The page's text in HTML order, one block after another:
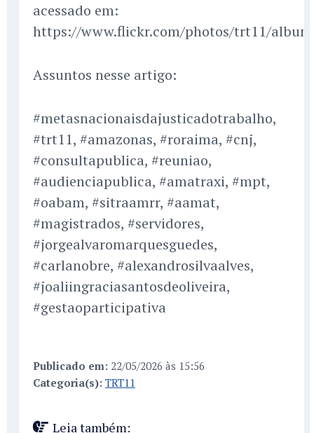
acessado em:
https://www.flickr.com/photos/trt11/
Assuntos nesse artigo:
#metasnacionaisdajusticadotrabalho,
#trt11, #amazonas, #roraima, #cnj,
#consultapublica, #reuniao,
#audienciapublica, #amatraxi, #mpt,
#oabam, #sitraamrr, #aamat,
#magistrados, #servidores,
#jorgealvaromarquesguedes,
#carlanobre, #alexandrosilvaalves,
#joaliingraciasantosdeoliveira,
#gestaoparticipativa
Publicado em: 22/05/2026 às 15:56
Categoria(s): TRT11
Leia também: